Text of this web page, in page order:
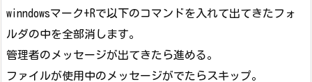
winndowsマーク+Rで以下のコマンドを入れて出てきたフォ
ルダの中を全部消します。
管理者のメッセージが出てきたら進める。
ファイルが使用中のメッセージがでたらスキップ。